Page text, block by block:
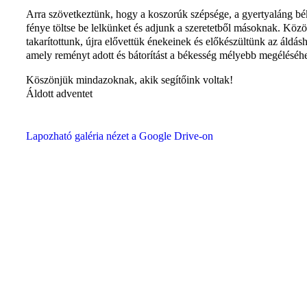
Arra szövetkeztünk, hogy a koszorúk szépsége, a gyertyaláng
fénye töltse be lelkünket és adjunk a szeretetből másoknak.
takarítottunk, újra elővettük énekeinek és előkészültünk az
amely reményt adott és bátorítást a békesség mélyebb
Köszönjük mindazoknak, akik segítőink voltak!
Áldott adventet
Lapozható galéria nézet a Google Drive-on